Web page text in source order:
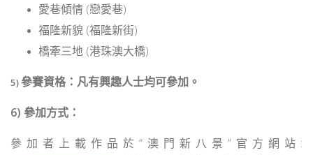
愛巷傾情 (戀愛巷)
福隆新貌 (福隆新街)
橋牽三地 (港珠澳大橋)
5)參賽資格：凡有興趣人士均可參加。
6) 參加方式：
參加者上載作品於“澳門新八景”官方網站: